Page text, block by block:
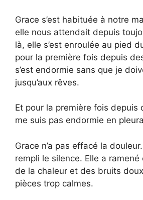
Grace s’est habituée à notre
elle nous attendait depuis
là, elle s’est enroulée au pied
pour la première fois depuis
s’est endormie sans que je
jusqu’aux rêves.
Et pour la première fois depuis
me suis pas endormie en
Grace n’a pas effacé la
rempli le silence. Elle a
de la chaleur et des bruits
pièces trop calmes.